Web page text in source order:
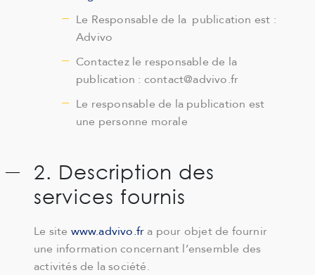
Le Responsable de la publication est :
Advivo
Contactez le responsable de la
publication : contact@advivo.fr
Le responsable de la publication est
une personne morale
2. Description des
services fournis
Le site www.advivo.fra pour objet de fournir
une information concernant l’ensemble des
activités de la société.